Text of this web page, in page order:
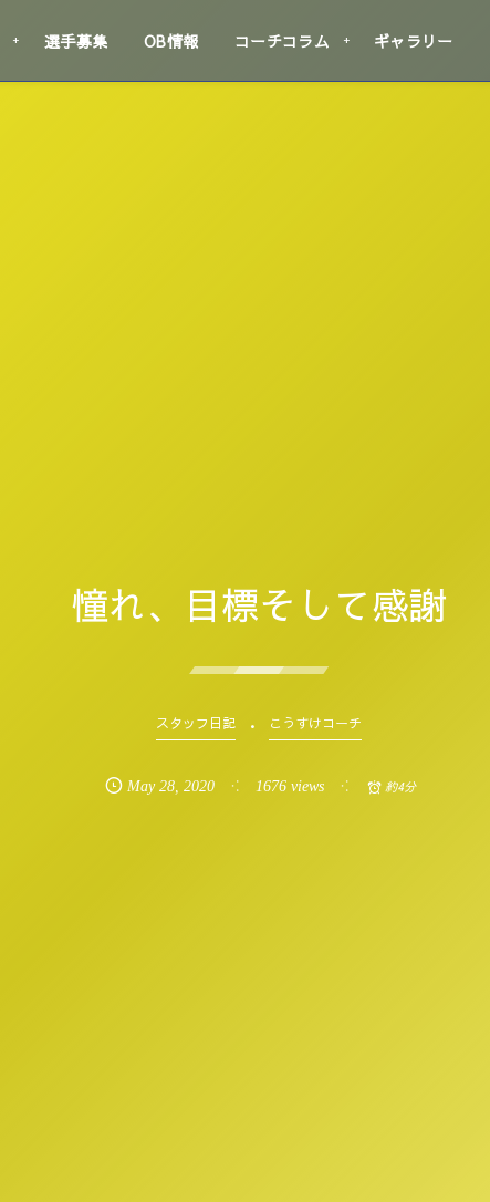
選手募集 OB情報 コーチコラム ギャラリー
憧れ、目標そして感謝
スタッフ日記 こうすけコーチ
May 28,2020 1676 views 約4分